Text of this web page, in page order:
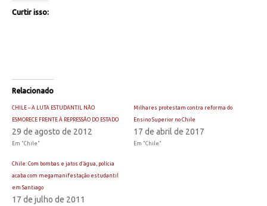
Curtir isso:
Relacionado
CHILE – A LUTA ESTUDANTIL NÃO
ESMORECE FRENTE À REPRESSÃO DO ESTADO
29 de agosto de 2012
Em "Chile"
Milhares protestam contra reforma do
Ensino Superior no Chile
17 de abril de 2017
Em "Chile"
Chile: Com bombas e jatos d’água, polícia
acaba com megamanifestação estudantil
em Santiago
17 de julho de 2011